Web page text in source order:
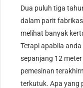
Dua puluh tiga
dalam parit
melihat banyak
Tetapi apabila
sepanjang 12
pemesinan
terkutuk. Apa yang